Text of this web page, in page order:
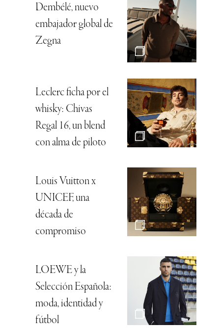
Dembélé, nuevo
embajador global de
Zegna
Leclerc ficha por el
whisky: Chivas
Regal 16, un blend
con alma de piloto
Louis Vuitton x
UNICEF, una
década de
compromiso
LOEWE y la
Selección Española:
moda, identidad y
fútbol